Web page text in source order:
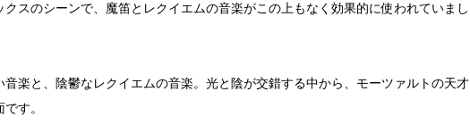
スのシーンで、魔笛とレクイエムの音楽がこの上もなく効果的に使われていまし
楽と、陰鬱なレクイエムの音楽。光と陰が交錯する中から、モーツァルトの天才
す。